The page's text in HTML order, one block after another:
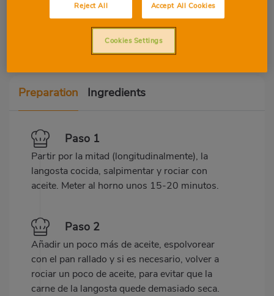
Protein
Fat
Preparation Ingredients
Paso 1
Partir por la mitad (longitudinalmente), la
langosta cocida, salpimentar y rociar con
aceite. Meter al horno unos 15-20 minutos.
Paso 2
Añadir un poco más de aceite, espolvorear
con el pan rallado y si es necesario, volver a
rociar un poco de aceite, para evitar que la
carne de la langosta quede demasiado seca.
Reject All Accept All Cookies
Cookies Settings